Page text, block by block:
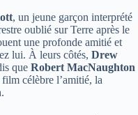
, un jeune garçon interprété
oublié sur Terre après le
une profonde amitié et
lui. À leurs côtés, Drew
que Robert MacNaughton
célèbre l’amitié, la